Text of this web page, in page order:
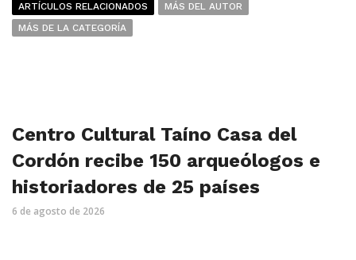
ARTÍCULOS RELACIONADOS
MÁS DEL AUTOR
MÁS DE LA CATEGORÍA
Centro Cultural Taíno Casa del
Cordón recibe 150 arqueólogos e
historiadores de 25 países
6 de agosto de 2026